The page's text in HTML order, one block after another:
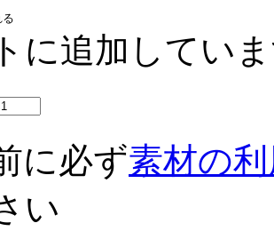
に追加してい
に必ず素材の
い